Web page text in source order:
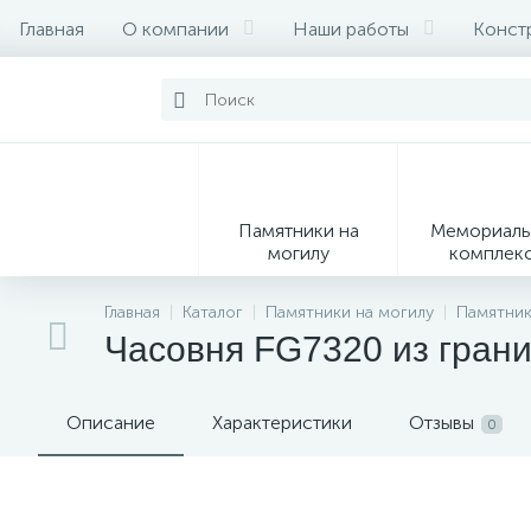
Главная О компании Наши работы
Памятники на
могилу
Главная Каталог Памятники на могилу
Часовня FG7320 из
Описание Характеристики Отзывы 0